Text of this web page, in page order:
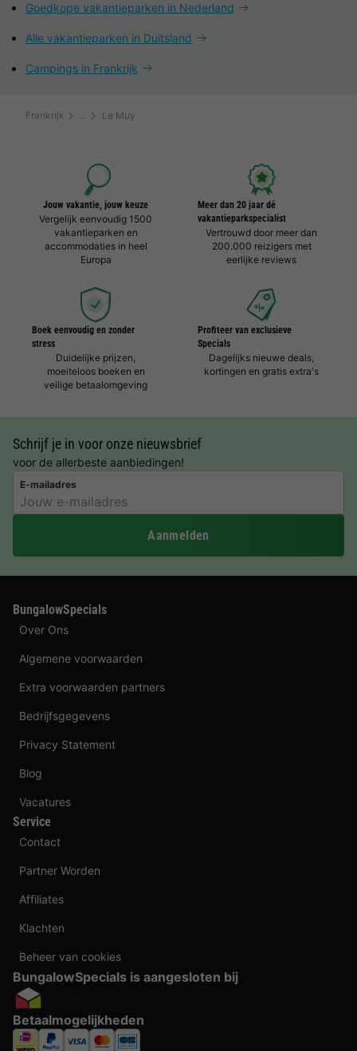
Goedkope vakantieparken in Nederland
Alle vakantieparken in Duitsland
Campings in Frankrijk
Frankrijk Le Muy
Jouw vakantie, jouw keuze
Vergelijk eenvoudig 1500
vakantieparken en
accommodaties in heel
Europa
Meer dan 20 jaar dé
vakantieparkspecialist
Vertrouwd door meer dan
200.000 reizigers met
eerlijke reviews
Boek eenvoudig en zonder
stress
Duidelijke prijzen,
moeiteloos boeken en
veilige betaalomgeving
Profiteer van exclusieve
Specials
Dagelijks nieuwe deals,
kortingen en gratis extra's
Schrijf je in voor onze nieuwsbrief
voor de allerbeste aanbiedingen!
E-mailadres
Aanmelden
BungalowSpecials
Over Ons
Algemene voorwaarden
Extra voorwaarden partners
Bedrijfsgegevens
Privacy Statement
Blog
Vacatures
Service
Contact
Partner Worden
Affiliates
Klachten
Beheer van cookies
BungalowSpecials is aangesloten bij
Betaalmogelijkheden